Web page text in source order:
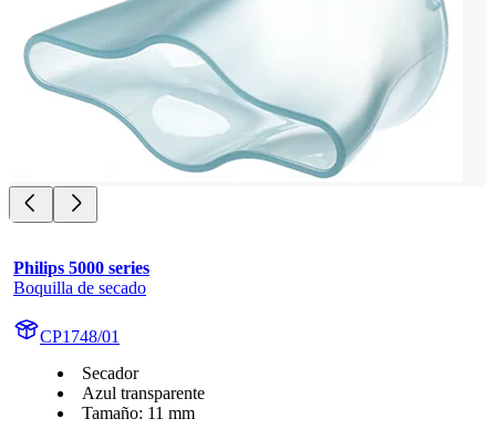
Philips 5000 series
Boquilla de secado
CP1748/01
Secador
Azul transparente
Tamaño: 11 mm